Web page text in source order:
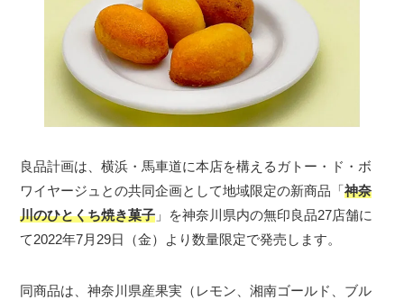
良品計画は、横浜・馬車道に本店を構えるガトー・ド・ボ
ワイヤージュとの共同企画として地域限定の新商品「神奈
川のひとくち焼き菓子 」を神奈川県内の無印良品27店舗に
て2022年7月29日（金）より数量限定で発売します。
同商品は、神奈川県産果実（レモン、湘南ゴールド、ブル